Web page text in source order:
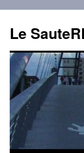
contenu
Le